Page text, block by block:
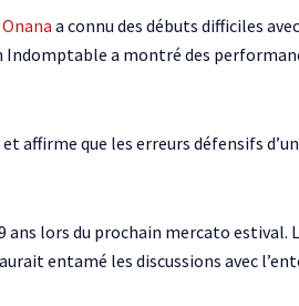
a connu des débuts difficiles
Indomptable a montré des
affirme que les erreurs défensifs
lors du prochain mercato estival.
entamé les discussions avec